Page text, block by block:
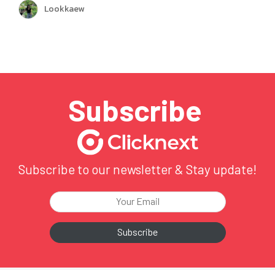
ภาษาไทยอ่านออกเสียงว่า “บัล-ซา-มิก” พอลองอ่านออกเสียง
ตามแล้ว อื้มมมม…ก็ดูไม่ไทยเท่าไหร่นะ ! เราไปเริ่มทำความรู้จักกับ
Lookkaew
Subscribe
Subscribe to our newsletter & Stay update!